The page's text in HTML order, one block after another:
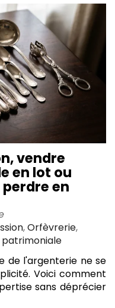
vendre
en lot ou
en
,Orfèvrerie,
patrimoniale
de l'argenterie ne se
Voici comment
sans déprécier